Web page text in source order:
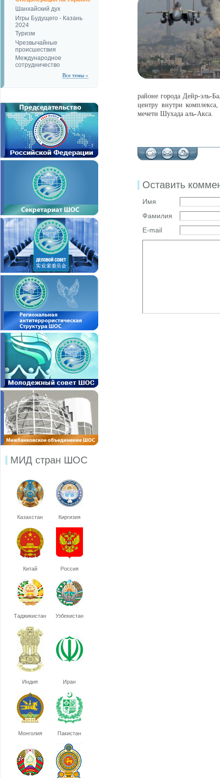
Шанхайский дух
Игры Будущего - Казань
2024
Туризм
Чрезвычайные
происшествия
Международное
сотрудничество
Все темы »
МИД стран ШОС
Казахстан Киргизия
Китай Россия
Таджикистан Узбекистан
Индия Иран
Монголия Пакистан
районе города Дейр-эль-
центру внутри
мечети Шухада аль-Акса.
Оставить
Имя
Фамилия
E-mail